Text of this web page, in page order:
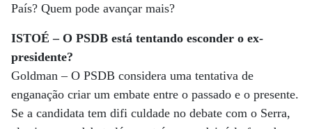
País? Quem pode avançar mais?
ISTOÉ – O PSDB está tentando esconder o ex-
presidente?
Goldman – O PSDB considera uma tentativa de
enganação criar um embate entre o passado e o presente.
Se a candidata tem difi culdade no debate com o Serra,